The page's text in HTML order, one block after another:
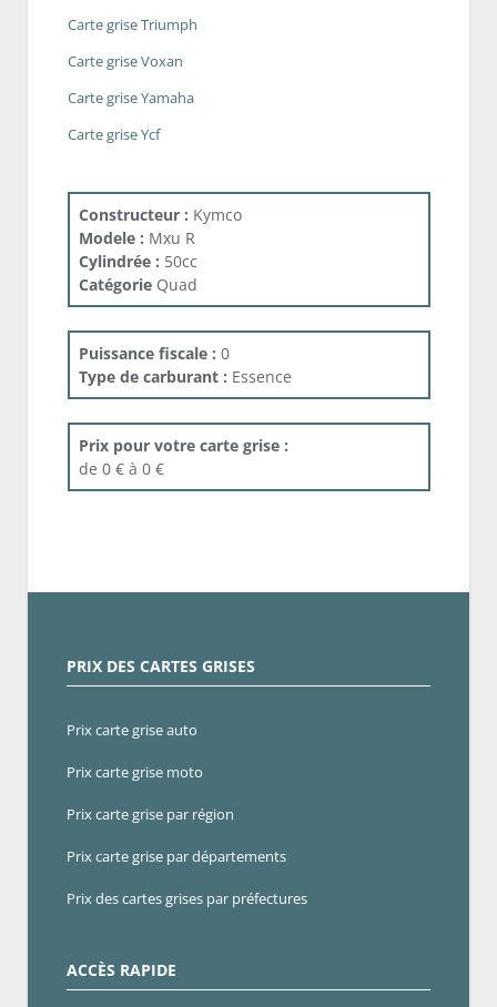
Carte grise Triumph
Carte grise Voxan
Carte grise Yamaha
Carte grise Ycf
Constructeur : Kymco
Modele : Mxu R
Cylindrée : 50cc
Catégorie Quad
Puissance fiscale : 0
Type de carburant : Essence
Prix pour votre carte grise :
de 0 € à 0 €
PRIX DES CARTES GRISES
Prix carte grise auto
Prix carte grise moto
Prix carte grise par région
Prix carte grise par départements
Prix des cartes grises par préfectures
ACCÈS RAPIDE